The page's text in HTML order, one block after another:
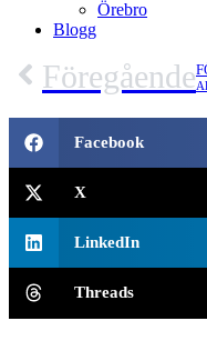
Örebro
Blogg
Föregående
Facebook
X
LinkedIn
Threads